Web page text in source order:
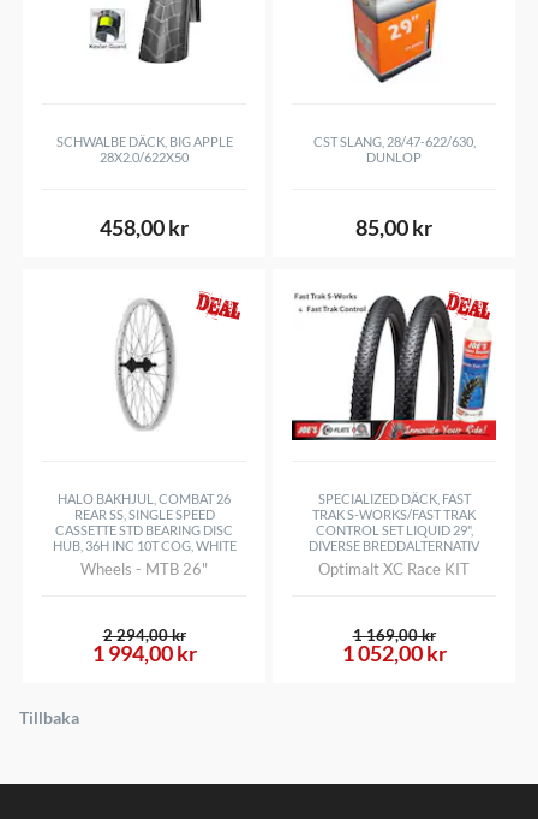
SCHWALBE DÄCK, BIG APPLE
28X2.0/622X50
458,00 kr
CST SLANG, 28/47-622/630,
DUNLOP
85,00 kr
HALO BAKHJUL, COMBAT 26
REAR SS, SINGLE SPEED
CASSETTE STD BEARING DISC
HUB, 36H INC 10T COG, WHITE
Wheels - MTB 26"
1 994,00 kr
2 294,00 kr
SPECIALIZED DÄCK, FAST
TRAK S-WORKS/FAST TRAK
CONTROL SET LIQUID 29",
DIVERSE BREDDALTERNATIV
Optimalt XC Race KIT
1 052,00 kr
1 169,00 kr
Tillbaka